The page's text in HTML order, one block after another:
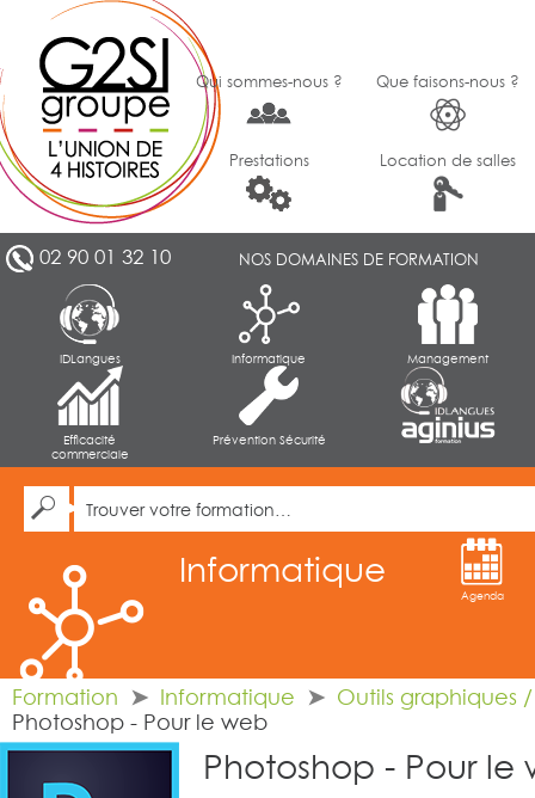
Qui sommes-nous ? Que faisons-nous ?
Prestations Location de salles
02 90 01 32 10 NOS DOMAINES DE FORMATION
IDLangues Informatique Management
Efficacité
commerciale
Prévention Sécurité
Informatique
Agenda
Formation Informatique
Outils graphiques
Photoshop - Pour le web
Photoshop - Pour le